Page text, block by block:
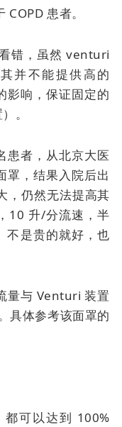
COPD 患者。
看错，虽然venturi
并不能提供高的
影响，保证固定的
。
患者，从北京大医
罩 ，结果入院后出
，仍然无法提高其
10 升/分流速，半
不是贵的就好，也
量与 Venturi 装置
具体参考该面罩的
可以达到 100%